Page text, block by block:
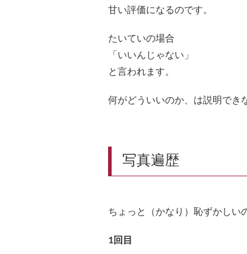
甘い評価になるのです。
たいていの場合
「いいんじゃない」
と言われます。
何がどういいのか、は説明でき
写真遍歴
ちょっと（かなり）恥ずかしい
1回目